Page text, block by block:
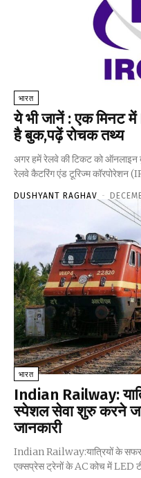
भारत
ये भी जानें : एक मिनट
है बुक,पढ़ें रोचक तथ्य
अगर हमें रेलवे की टिकट को ऑनलाइन
रेलवे कैटरिंग एंड टूरिज्म कॉरपोरेशन
DUSHYANT RAGHAV -
भारत
Indian Railway:
स्पेशल सेवा शुरु करने जा
जानकारी
Indian Railway:यात्रियों के सफर
एक्सप्रेस ट्रेनों के AC कोच में LED